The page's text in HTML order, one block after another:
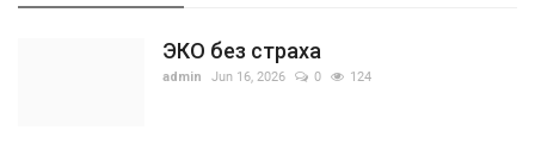
ЭКО без страха
admin Jun 16, 2026 0 124